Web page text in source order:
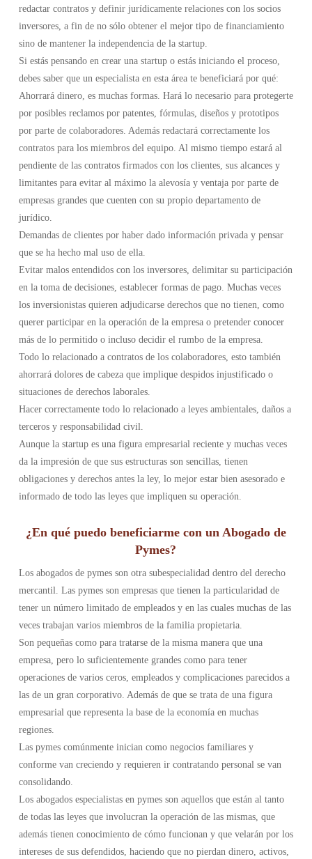
redactar contratos y definir jurídicamente relaciones con los socios
inversores, a fin de no sólo obtener el mejor tipo de financiamiento
sino de mantener la independencia de la startup.
Si estás pensando en crear una startup o estás iniciando el proceso,
debes saber que un especialista en esta área te beneficiará por qué:
Ahorrará dinero, es muchas formas. Hará lo necesario para protegerte
por posibles reclamos por patentes, fórmulas, diseños y prototipos
por parte de colaboradores. Además redactará correctamente los
contratos para los miembros del equipo. Al mismo tiempo estará al
pendiente de las contratos firmados con los clientes, sus alcances y
limitantes para evitar al máximo la alevosía y ventaja por parte de
empresas grandes que cuenten con su propio departamento de
jurídico.
Demandas de clientes por haber dado información privada y pensar
que se ha hecho mal uso de ella.
Evitar malos entendidos con los inversores, delimitar su participación
en la toma de decisiones, establecer formas de pago. Muchas veces
los inversionistas quieren adjudicarse derechos que no tienen, como
querer participar en la operación de la empresa o pretender conocer
más de lo permitido o incluso decidir el rumbo de la empresa.
Todo lo relacionado a contratos de los colaboradores, esto también
ahorrará dolores de cabeza que implique despidos injustificado o
situaciones de derechos laborales.
Hacer correctamente todo lo relacionado a leyes ambientales, daños a
terceros y responsabilidad civil.
Aunque la startup es una figura empresarial reciente y muchas veces
da la impresión de que sus estructuras son sencillas, tienen
obligaciones y derechos antes la ley, lo mejor estar bien asesorado e
informado de todo las leyes que impliquen su operación.
¿En qué puedo beneficiarme con un Abogado de
Pymes?
Los abogados de pymes son otra subespecialidad dentro del derecho
mercantil. Las pymes son empresas que tienen la particularidad de
tener un número limitado de empleados y en las cuales muchas de las
veces trabajan varios miembros de la familia propietaria.
Son pequeñas como para tratarse de la misma manera que una
empresa, pero lo suficientemente grandes como para tener
operaciones de varios ceros, empleados y complicaciones parecidos a
las de un gran corporativo. Además de que se trata de una figura
empresarial que representa la base de la economía en muchas
regiones.
Las pymes comúnmente inician como negocios familiares y
conforme van creciendo y requieren ir contratando personal se van
consolidando.
Los abogados especialistas en pymes son aquellos que están al tanto
de todas las leyes que involucran la operación de las mismas, que
además tienen conocimiento de cómo funcionan y que velarán por los
intereses de sus defendidos, haciendo que no pierdan dinero, activos,